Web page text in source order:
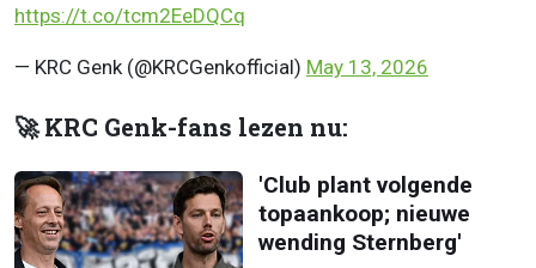
https://t.co/tcm2EeDQCq
— KRC Genk (@KRCGenkofficial) May 13, 2026
🚀 KRC Genk-fans lezen nu:
'Club plant volgende
topaankoop; nieuwe
wending Sternberg'